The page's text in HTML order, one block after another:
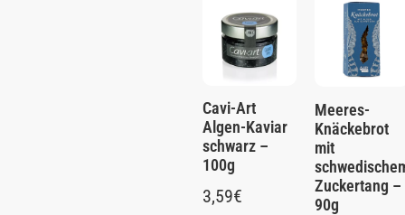
Cavi-Art
Algen-Kaviar
schwarz –
100g
3,59€
Meeres-
Knäckebrot
mit
Zuckertang –
90g